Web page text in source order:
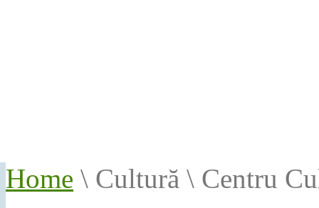
Home \ Cultură \ Centru